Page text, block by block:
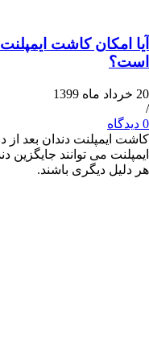
کاشت ایمپلنت
دندان بعد از درمان
می توانند جایگزین دندان
دیگری باشند.